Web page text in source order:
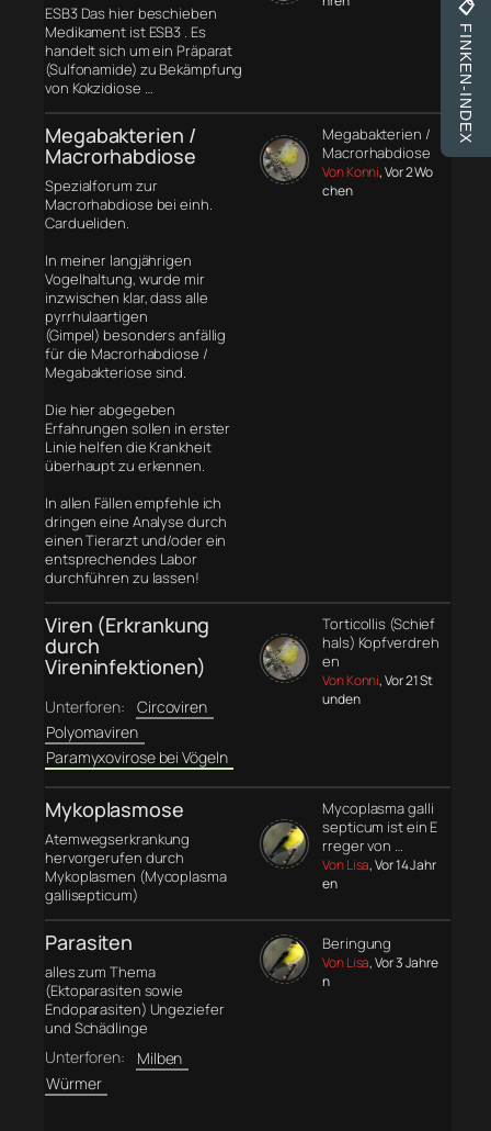
ESB3 Das hier beschieben
Medikament ist ESB3 . Es
handelt sich um ein Präparat
(Sulfonamide) zu Bekämpfung
von Kokzidiose …
Megabakterien /
Macrorhabdiose
Spezialforum zur
Macrorhabdiose bei einh.
Cardueliden.
In meiner langjährigen
Vogelhaltung, wurde mir
inzwischen klar, dass alle
pyrrhulaartigen
(Gimpel) besonders anfällig
für die Macrorhabdiose /
Megabakteriose sind.
Die hier abgegeben
Erfahrungen sollen in erster
Linie helfen die Krankheit
überhaupt zu erkennen.
In allen Fällen empfehle ich
dringen eine Analyse durch
einen Tierarzt und/oder ein
entsprechendes Labor
durchführen zu lassen!
Megabakterien /
Macrorhabdiose
Von Konni, Vor 2 Wo
chen
Viren (Erkrankung
durch
Vireninfektionen)
Unterforen:
Circoviren
Polyomaviren
Paramyxovirose bei Vögeln
Torticollis (Schief
hals) Kopfverdreh
en
Von Konni, Vor 21 St
unden
Mykoplasmose
Atemwegserkrankung
hervorgerufen durch
Mykoplasmen (Mycoplasma
gallisepticum)
Mycoplasma galli
septicum ist ein E
rreger von …
Von Lisa, Vor 14 Jahr
en
Parasiten
alles zum Thema
(Ektoparasiten sowie
Endoparasiten) Ungeziefer
und Schädlinge
Unterforen:
Milben
Würmer
Beringung
Von Lisa, Vor 3 Jahre
n
📋
FINKEN-INDEX